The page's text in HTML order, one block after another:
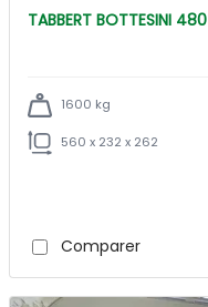
TABBERT BOTTESINI 480
1600 kg
560 x 232 x 262
Comparer